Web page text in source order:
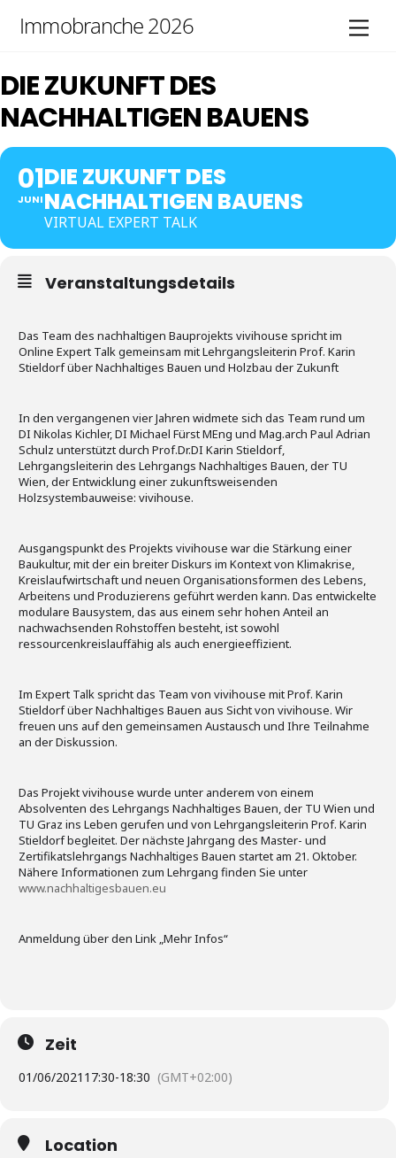
Immobranche 2026
DIE ZUKUNFT DES
NACHHALTIGEN BAUENS
01
JUNI
DIE ZUKUNFT DES
NACHHALTIGEN BAUENS
VIRTUAL EXPERT TALK
Veranstaltungsdetails
Das Team des nachhaltigen Bauprojekts vivihouse spricht im
Online Expert Talk gemeinsam mit Lehrgangsleiterin Prof. Karin
Stieldorf über Nachhaltiges Bauen und Holzbau der Zukunft
In den vergangenen vier Jahren widmete sich das Team rund um
DI Nikolas Kichler, DI Michael Fürst MEng und Mag.arch Paul Adrian
Schulz unterstützt durch Prof.Dr.DI Karin Stieldorf,
Lehrgangsleiterin des Lehrgangs Nachhaltiges Bauen, der TU
Wien, der Entwicklung einer zukunftsweisenden
Holzsystembauweise: vivihouse.
Ausgangspunkt des Projekts vivihouse war die Stärkung einer
Baukultur, mit der ein breiter Diskurs im Kontext von Klimakrise,
Kreislaufwirtschaft und neuen Organisationsformen des Lebens,
Arbeitens und Produzierens geführt werden kann. Das entwickelte
modulare Bausystem, das aus einem sehr hohen Anteil an
nachwachsenden Rohstoffen besteht, ist sowohl
ressourcenkreislauffähig als auch energieeffizient.
Im Expert Talk spricht das Team von vivihouse mit Prof. Karin
Stieldorf über Nachhaltiges Bauen aus Sicht von vivihouse. Wir
freuen uns auf den gemeinsamen Austausch und Ihre Teilnahme
an der Diskussion.
Das Projekt vivihouse wurde unter anderem von einem
Absolventen des Lehrgangs Nachhaltiges Bauen, der TU Wien und
TU Graz ins Leben gerufen und von Lehrgangsleiterin Prof. Karin
Stieldorf begleitet. Der nächste Jahrgang des Master- und
Zertifikatslehrgangs Nachhaltiges Bauen startet am 21. Oktober.
Nähere Informationen zum Lehrgang finden Sie unter
www.nachhaltigesbauen.eu
Anmeldung über den Link „Mehr Infos“
Zeit
01/06/2021 17:30-18:30 (GMT+02:00)
Location